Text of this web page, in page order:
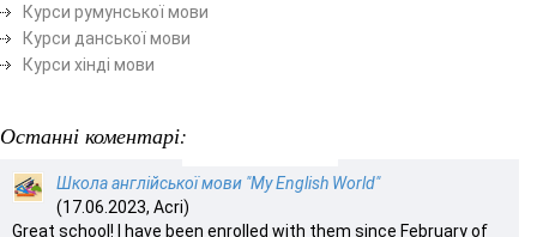
Курси румунської мови
Курси данської мови
Курси хінді мови
Останні коментарі:
Школа англійської мови "My English World"
(17.06.2023, Acri)
Great school! I have been enrolled with them since February of